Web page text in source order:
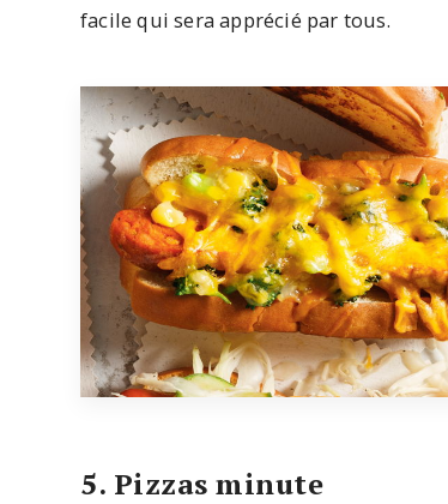
facile qui sera apprécié par tous.
5. Pizzas minute